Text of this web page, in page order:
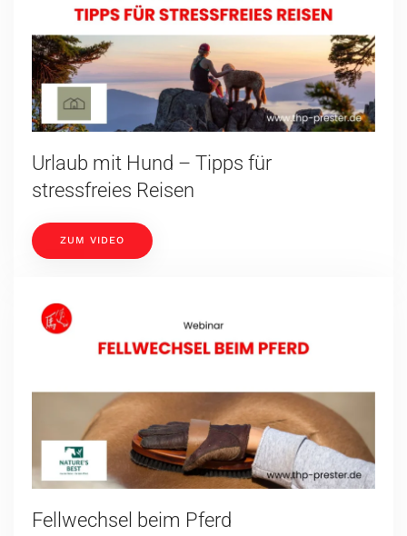
Urlaub mit Hund – Tipps für
stressfreies Reisen
ZUM VIDEO
Fellwechsel beim Pferd